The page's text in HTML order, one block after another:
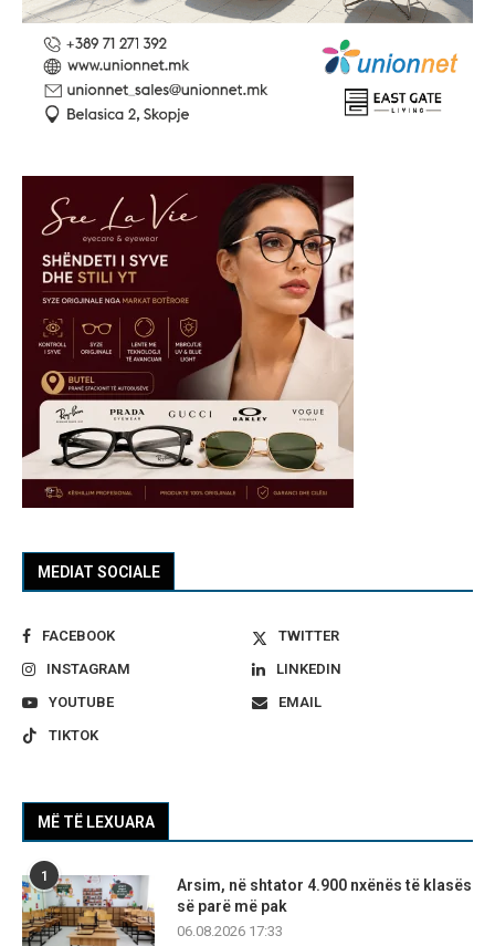
MEDIAT SOCIALE
FACEBOOK
TWITTER
INSTAGRAM
LINKEDIN
YOUTUBE
EMAIL
TIKTOK
MË TË LEXUARA
1
Arsim, në shtator 4.900 nxënës të klasës
së parë më pak
06.08.2026 17:33